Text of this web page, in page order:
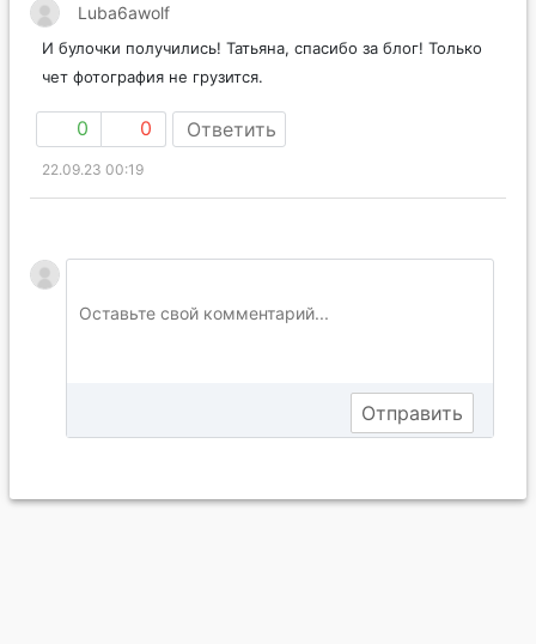
Luba6awolf
И булочки получились! Татьяна, спасибо за блог! Только
чет фотография не грузится.
0 0 Ответить
22.09.23 00:19